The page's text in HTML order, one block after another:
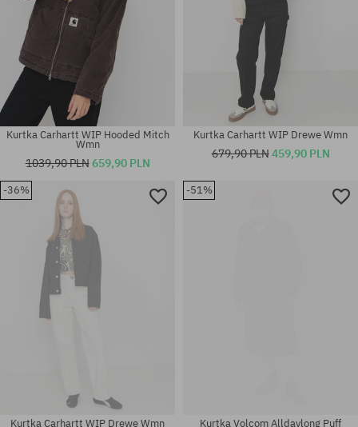
Dostępne rozmiary:
Dostępne rozmiary:
Kurtka Carhartt WIP Hooded Mitch
Wmn
1039,90 PLN659,90 PLN
Kurtka Carhartt WIP Drewe Wmn
679,90 PLN459,90 PLN
-36%
Kurtka Carhartt WIP Drewe Wmn
-51%
Kurtka Volcom Alldaylong Puff